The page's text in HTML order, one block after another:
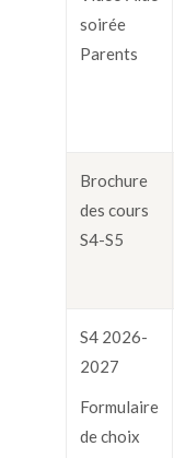
soirée
Parents
Brochure
des cours
S4-S5
S4 2026-
2027
Formulaire
de choix